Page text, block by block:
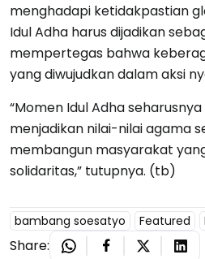
menghadapi ketidakpastian
Idul Adha harus dijadikan
mempertegas bahwa
yang diwujudkan dalam aksi
“Momen Idul Adha
menjadikan nilai-nilai agama
membangun masyarakat
solidaritas,” tutupnya. (tb)
bambang soesatyo Featured
Share: